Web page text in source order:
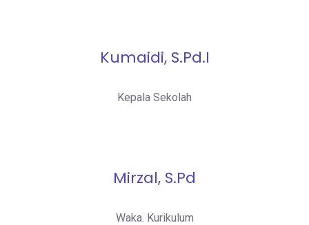
Kumaidi, S.Pd.I
Kepala Sekolah
Mirzal, S.Pd
Waka. Kurikulum